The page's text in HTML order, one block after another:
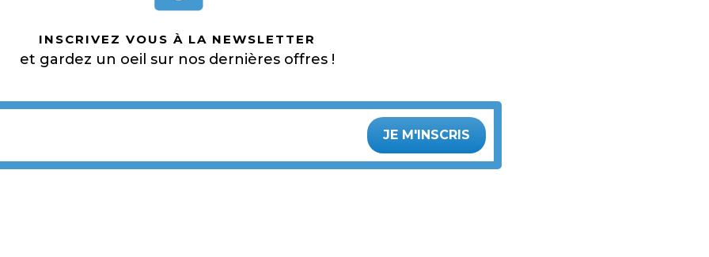
INSCRIVEZ VOUS À LA NEWSLETTER
et gardez un oeil sur nos dernières offres !
JE M'INSCRIS